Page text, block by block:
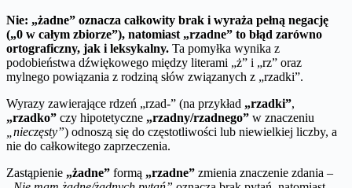
Nie: „żadne” oznacza całkowity brak i wyraża pełną negację
(„0 w całym zbiorze”), natomiast „rzadne” to błąd zarówno
ortograficzny, jak i leksykalny. Ta pomyłka wynika z
podobieństwa dźwiękowego między literami „ż” i „rz” oraz
mylnego powiązania z rodziną słów związanych z „rzadki”.
Wyrazy zawierające rdzeń „rzad-” (na przykład „rzadki”,
„rzadko” czy hipotetyczne „rzadny/rzadnego” w znaczeniu
„nieczęsty”) odnoszą się do częstotliwości lub niewielkiej liczby, a
nie do całkowitego zaprzeczenia.
Zastąpienie „żadne” formą „rzadne” zmienia znaczenie zdania –